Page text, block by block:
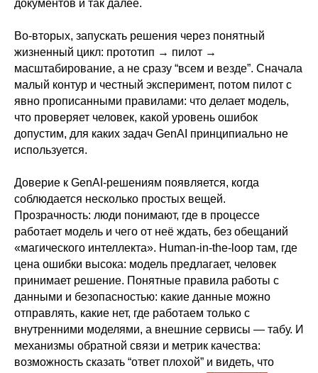
документов и так далее.
Во-вторых, запускать решения через понятный
жизненный цикл: прототип → пилот →
масштабирование, а не сразу “всем и везде”. Сначала
малый контур и честный эксперимент, потом пилот с
явно прописанными правилами: что делает модель,
что проверяет человек, какой уровень ошибок
допустим, для каких задач GenAI принципиально не
используется.
Доверие к GenAI-решениям появляется, когда
соблюдается несколько простых вещей.
Прозрачность: люди понимают, где в процессе
работает модель и чего от неё ждать, без обещаний
«магического интеллекта». Human-in-the-loop там, где
цена ошибки высока: модель предлагает, человек
принимает решение. Понятные правила работы с
данными и безопасностью: какие данные можно
отправлять, какие нет, где работаем только с
внутренними моделями, а внешние сервисы — табу. И
механизмы обратной связи и метрик качества:
возможность сказать “ответ плохой” и видеть, что